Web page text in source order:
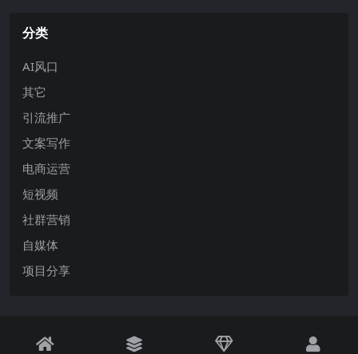
分类
AI风口
其它
引流推广
文案写作
电商运营
短视频
社群营销
自媒体
项目分享